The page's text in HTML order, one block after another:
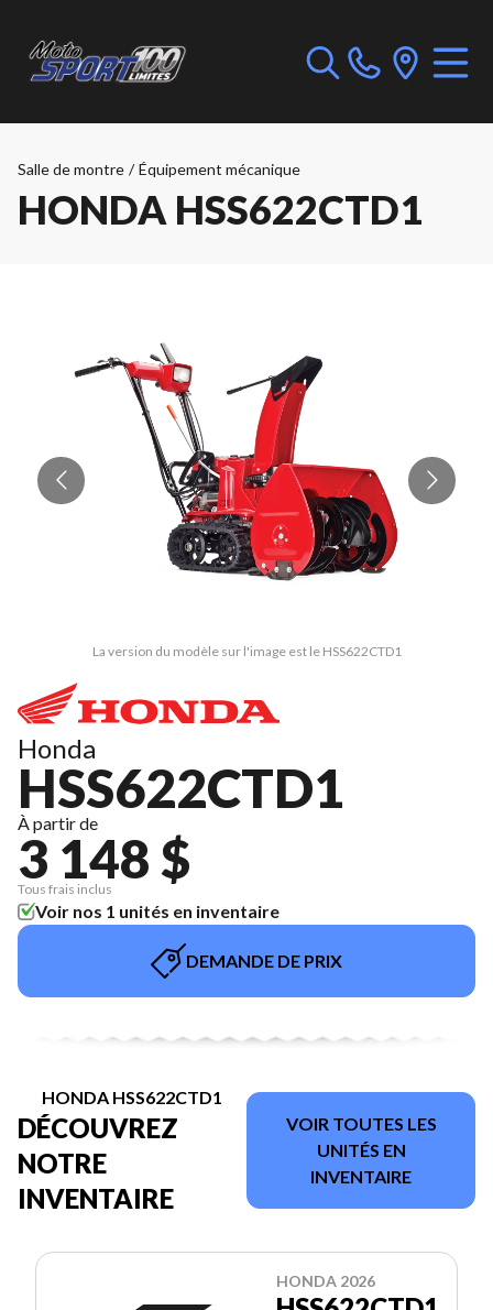
Salle de montre / Équipement mécanique
HONDA HSS622CTD1
La version du modèle sur l'image est le HSS622CTD1
Honda
HSS622CTD1
À partir de
3 148 $
Tous frais inclus
Voir nos 1 unités en inventaire
DEMANDE DE PRIX
HONDA HSS622CTD1
DÉCOUVREZ
NOTRE
INVENTAIRE
VOIR TOUTES LES
UNITÉS EN
INVENTAIRE
HONDA 2026